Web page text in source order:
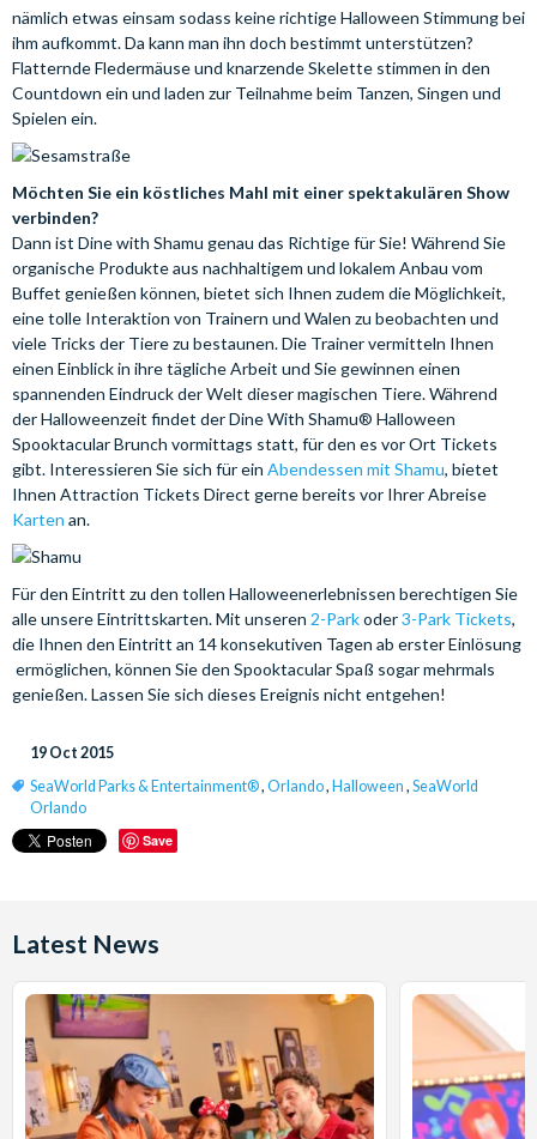
nämlich etwas einsam sodass keine richtige Halloween Stimmung bei
ihm aufkommt. Da kann man ihn doch bestimmt unterstützen?
Flatternde Fledermäuse und knarzende Skelette stimmen in den
Countdown ein und laden zur Teilnahme beim Tanzen, Singen und
Spielen ein.
Möchten Sie ein köstliches Mahl mit einer spektakulären Show
verbinden?
Dann ist Dine with Shamu genau das Richtige für Sie! Während Sie
organische Produkte aus nachhaltigem und lokalem Anbau vom
Buffet genießen können, bietet sich Ihnen zudem die Möglichkeit,
eine tolle Interaktion von Trainern und Walen zu beobachten und
viele Tricks der Tiere zu bestaunen. Die Trainer vermitteln Ihnen
einen Einblick in ihre tägliche Arbeit und Sie gewinnen einen
spannenden Eindruck der Welt dieser magischen Tiere. Während
der Halloweenzeit findet der Dine With Shamu® Halloween
Spooktacular Brunch vormittags statt, für den es vor Ort Tickets
gibt. Interessieren Sie sich für ein Abendessen mit Shamu, bietet
Ihnen Attraction Tickets Direct gerne bereits vor Ihrer Abreise
Karten an.
Für den Eintritt zu den tollen Halloweenerlebnissen berechtigen Sie
alle unsere Eintrittskarten. Mit unseren 2-Parkoder3-Park Tickets,
die Ihnen den Eintritt an 14 konsekutiven Tagen ab erster Einlösung
ermöglichen, können Sie den Spooktacular Spaß sogar mehrmals
genießen. Lassen Sie sich dieses Ereignis nicht entgehen!
19 Oct 2015
SeaWorld Parks & Entertainment®, Orlando, Halloween , SeaWorld
Orlando
Save
Latest News